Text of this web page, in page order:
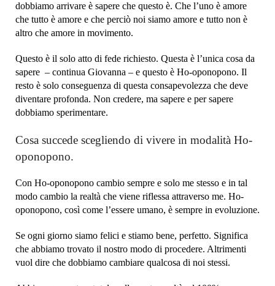
dobbiamo arrivare è sapere che questo è. Che l’uno è amore
che tutto è amore e che perciò noi siamo amore e tutto non è
altro che amore in movimento.
Questo è il solo atto di fede richiesto. Questa è l’unica cosa da
sapere – continua Giovanna – e questo è Ho-oponopono. Il
resto è solo conseguenza di questa consapevolezza che deve
diventare profonda. Non credere, ma sapere e per sapere
dobbiamo sperimentare.
Cosa succede scegliendo di vivere in modalità Ho-
oponopono.
Con Ho-oponopono cambio sempre e solo me stesso e in tal
modo cambio la realtà che viene riflessa attraverso me. Ho-
oponopono, così come l’essere umano, è sempre in evoluzione.
Se ogni giorno siamo felici e stiamo bene, perfetto. Significa
che abbiamo trovato il nostro modo di procedere. Altrimenti
vuol dire che dobbiamo cambiare qualcosa di noi stessi.